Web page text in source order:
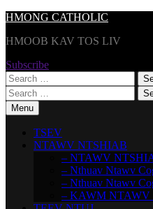
Skip
content
HMONG CATHOLIC
HMOOB KAV TOS LIV
Subscribe
Search
for:
Search
for:Menu
TSEV
NTAWV NTSHIAB
– NTAWV
– Nthuav Ntawv
– Nthuav Ntawv
– KAWM NTAWV